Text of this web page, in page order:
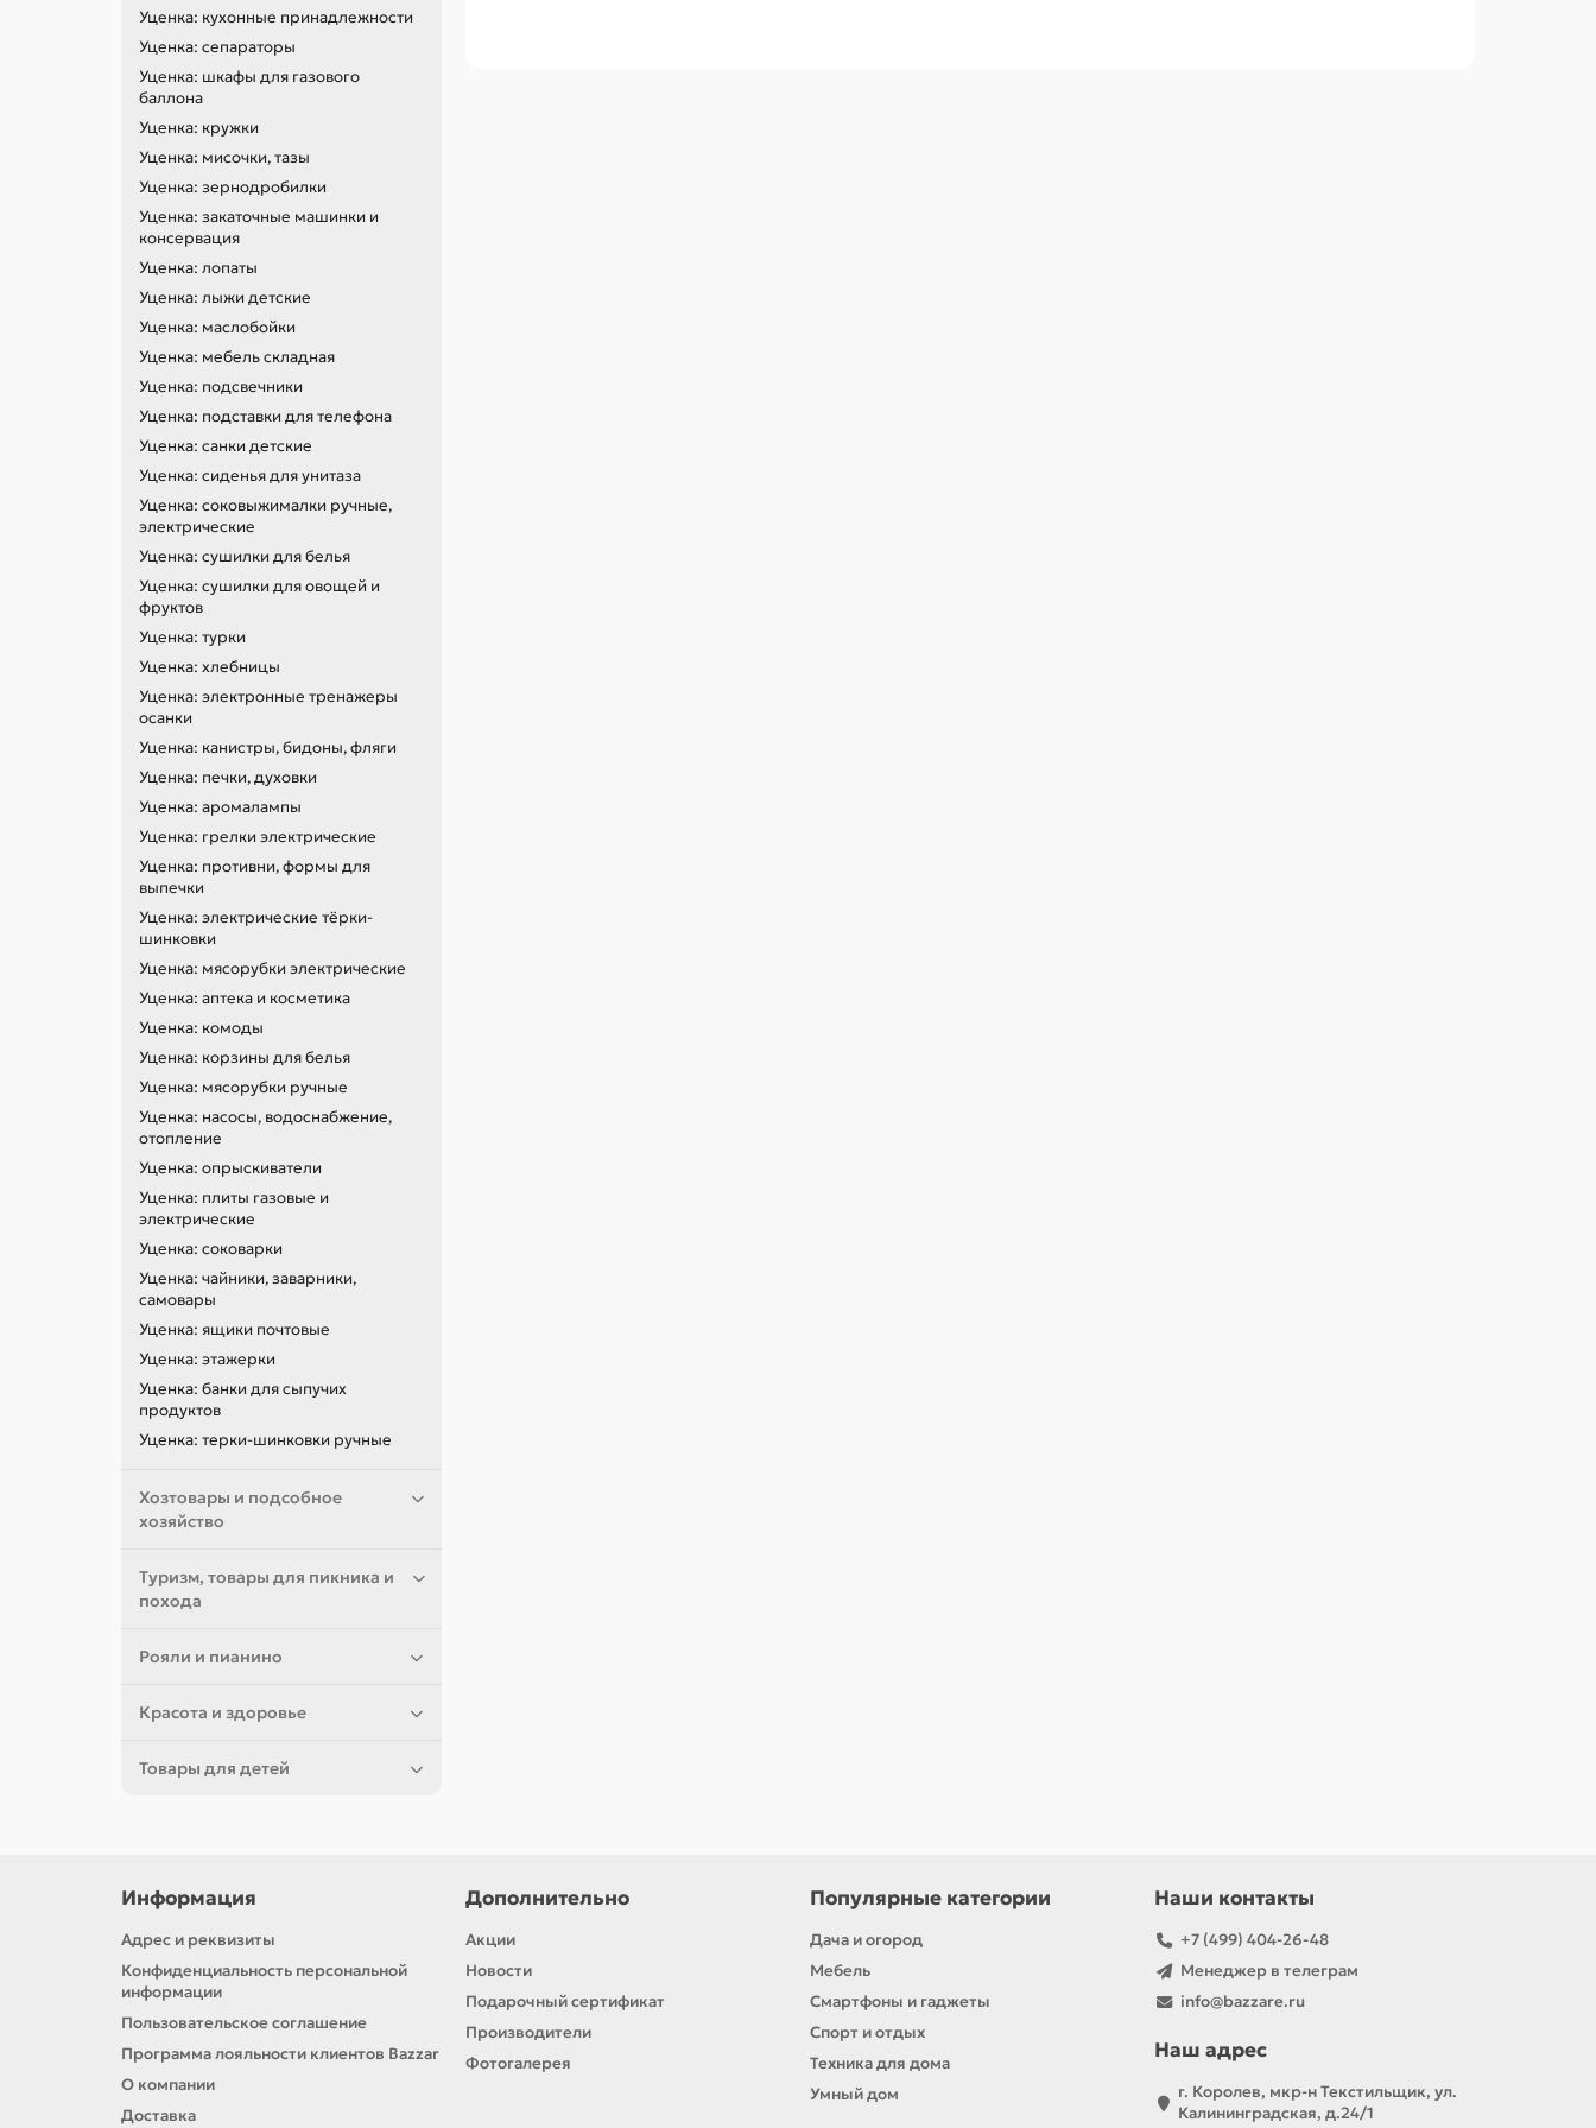
Уценка: кухонные принадлежности
Уценка: сепараторы
Уценка: шкафы для газового
баллона
Уценка: кружки
Уценка: мисочки, тазы
Уценка: зернодробилки
Уценка: закаточные машинки и
консервация
Уценка: лопаты
Уценка: лыжи детские
Уценка: маслобойки
Уценка: мебель складная
Уценка: подсвечники
Уценка: подставки для телефона
Уценка: санки детские
Уценка: сиденья для унитаза
Уценка: соковыжималки ручные,
электрические
Уценка: сушилки для белья
Уценка: сушилки для овощей и
фруктов
Уценка: турки
Уценка: хлебницы
Уценка: электронные тренажеры
осанки
Уценка: канистры, бидоны, фляги
Уценка: печки, духовки
Уценка: аромалампы
Уценка: грелки электрические
Уценка: противни, формы для
выпечки
Уценка: электрические тёрки-
шинковки
Уценка: мясорубки электрические
Уценка: аптека и косметика
Уценка: комоды
Уценка: корзины для белья
Уценка: мясорубки ручные
Уценка: насосы, водоснабжение,
отопление
Уценка: опрыскиватели
Уценка: плиты газовые и
электрические
Уценка: соковарки
Уценка: чайники, заварники,
самовары
Уценка: ящики почтовые
Уценка: этажерки
Уценка: банки для сыпучих
продуктов
Уценка: терки-шинковки ручные
Хозтовары и подсобное
хозяйство
Туризм, товары для пикника и
похода
Рояли и пианино
Красота и здоровье
Товары для детей
Информация
Адрес и реквизиты
Конфиденциальность персональной
информации
Пользовательское соглашение
Программа лояльности клиентов Bazzar
О компании
Доставка
Дополнительно
Акции
Новости
Подарочный сертификат
Производители
Фотогалерея
Популярные категории
Дача и огород
Мебель
Смартфоны и гаджеты
Спорт и отдых
Техника для дома
Умный дом
Наши контакты
+7 (499) 404-26-48
Менеджер в телеграм
info@bazzare.ru
Наш адрес
г. Королев, мкр-н Текстильщик, ул.
Калининградская, д.24/1